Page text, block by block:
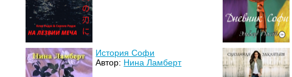
История Софи
Автор: Нина Ламберт